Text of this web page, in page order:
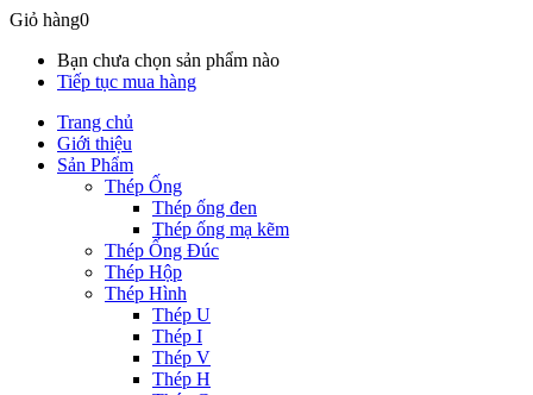
Giỏ hàng0
Bạn chưa chọn sản phẩm nào
Tiếp tục mua hàng
Trang chủ
Giới thiệu
Sản Phẩm
Thép Ống
Thép ống đen
Thép ống mạ kẽm
Thép Ống Đúc
Thép Hộp
Thép Hình
Thép U
Thép I
Thép V
Thép H